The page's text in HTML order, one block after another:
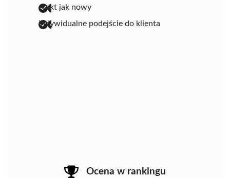
efekt jak nowy
indywidualne podejście do klienta
Ocena w rankingu